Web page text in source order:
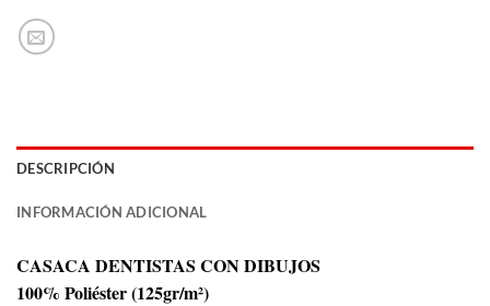
DESCRIPCIÓN
INFORMACIÓN ADICIONAL
CASACA DENTISTAS CON DIBUJOS
100% Poliéster (125gr/m²)